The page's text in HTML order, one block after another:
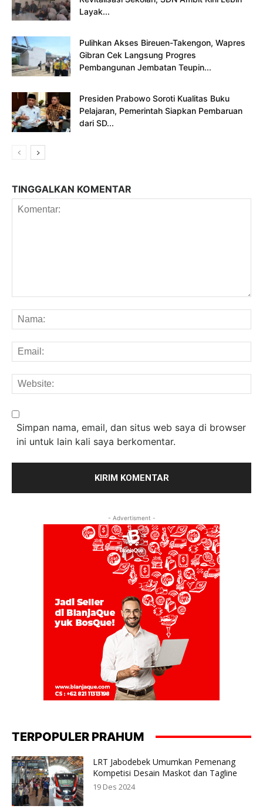
Layak...
Pulihkan Akses Bireuen-Takengon, Wapres
Gibran Cek Langsung Progres
Pembangunan Jembatan Teupin...
Presiden Prabowo Soroti Kualitas Buku
Pelajaran, Pemerintah Siapkan Pembaruan
dari SD...
TINGGALKAN KOMENTAR
Simpan nama, email, dan situs web saya di browser
ini untuk lain kali saya berkomentar.
- Advertisment -
TERPOPULER PRAHUM
LRT Jabodebek Umumkan Pemenang
Kompetisi Desain Maskot dan Tagline
19 Des 2024